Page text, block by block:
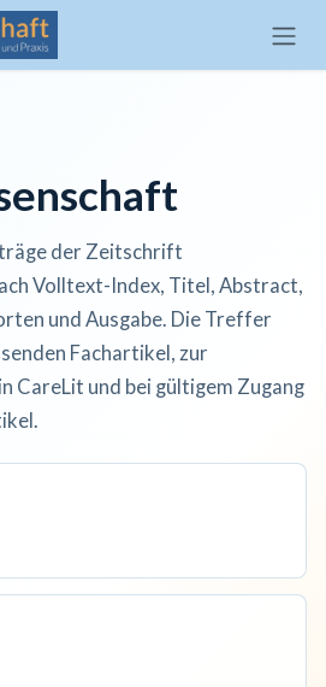
der Zeitschrift
Volltext-Index, Titel, Abstract,
und Ausgabe. Die Treffer
Fachartikel, zur
CareLit und bei gültigem Zugang